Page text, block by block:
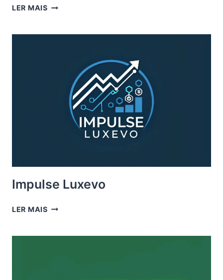
LER MAISSOLENNEL
Impulse Luxevo
LER MAISIMPULSE